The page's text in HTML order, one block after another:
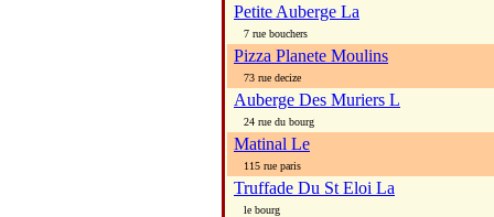
Petite Auberge La
7 rue bouchers
Pizza Planete Moulins
73 rue decize
Auberge Des Muriers L
24 rue du bourg
Matinal Le
115 rue paris
Truffade Du St Eloi La
le bourg